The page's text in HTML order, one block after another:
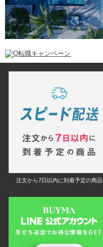
注文から7日以内に到着予定の商品